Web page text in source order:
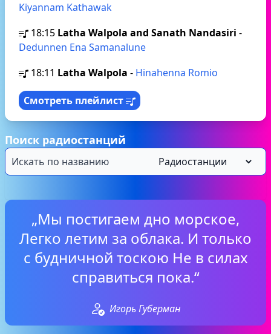
Kiyannam Kathawak
18:15 Latha Walpola and Sanath Nandasiri -
Dedunnen Ena Samanalune
18:11 Latha Walpola - Hinahenna Romio
Смотреть плейлист
Поиск радиостанций
„Мы постигаем дно морское,
Легко летим за облака. И только
с будничной тоскою Не в силах
справиться пока.“
Игорь Губерман